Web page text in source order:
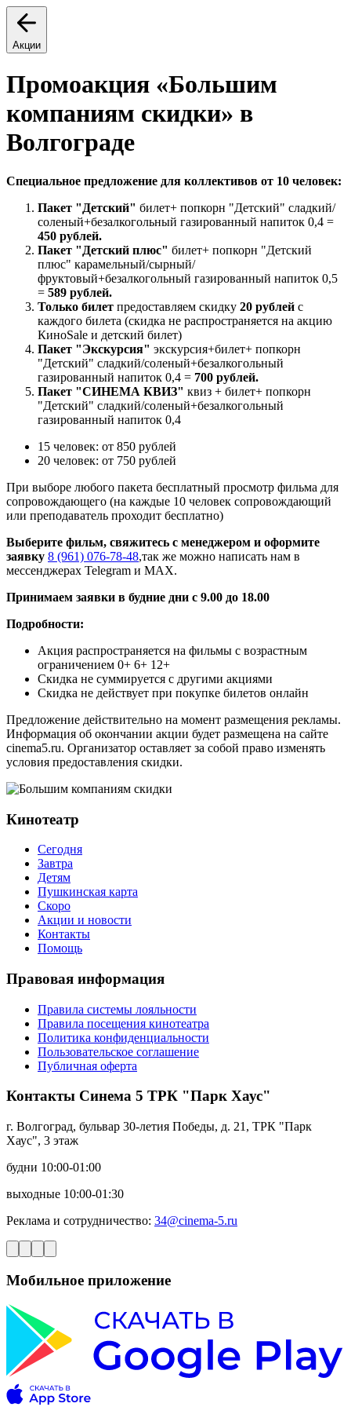
Акции
Промоакция «Большим
компаниям скидки» в
Волгограде
Специальное предложение для коллективов от 10 человек:
Пакет "Детский" билет+ попкорн "Детский" сладкий/
соленый+безалкогольный газированный напиток 0,4 =
450 рублей.
Пакет "Детский плюс" билет+ попкорн "Детский
плюс" карамельный/сырный/
фруктовый+безалкогольный газированный напиток 0,5
= 589 рублей.
Только билет предоставляем скидку 20 рублей с
каждого билета (скидка не распространяется на акцию
КиноSale и детский билет)
Пакет "Экскурсия" экскурсия+билет+ попкорн
"Детский" сладкий/соленый+безалкогольный
газированный напиток 0,4 = 700 рублей.
Пакет "СИНЕМА КВИЗ" квиз + билет+ попкорн
"Детский" сладкий/соленый+безалкогольный
газированный напиток 0,4
15 человек: от 850 рублей
20 человек: от 750 рублей
При выборе любого пакета бесплатный просмотр фильма для
сопровождающего (на каждые 10 человек сопровождающий
или преподаватель проходит бесплатно)
Выберите фильм, свяжитесь с менеджером и оформите
заявку 8 (961) 076-78-48,так же можно написать нам в
мессенджерах Telegram и MAX.
Принимаем заявки в будние дни с 9.00 до 18.00
Подробности:
Акция распространяется на фильмы с возрастным
ограничением 0+ 6+ 12+
Скидка не суммируется с другими акциями
Скидка не действует при покупке билетов онлайн
Предложение действительно на момент размещения рекламы.
Информация об окончании акции будет размещена на сайте
cinema5.ru. Организатор оставляет за собой право изменять
условия предоставления скидки.
Кинотеатр
Сегодня
Завтра
Детям
Пушкинская карта
Скоро
Акции и новости
Контакты
Помощь
Правовая информация
Правила системы лояльности
Правила посещения кинотеатра
Политика конфиденциальности
Пользовательское соглашение
Публичная оферта
Контакты Синема 5 ТРК "Парк Хаус"
г. Волгоград, бульвар 30-летия Победы, д. 21, ТРК "Парк
Хаус", 3 этаж
будни 10:00-01:00
выходные 10:00-01:30
Реклама и сотрудничество: 34@cinema-5.ru
Мобильное приложение